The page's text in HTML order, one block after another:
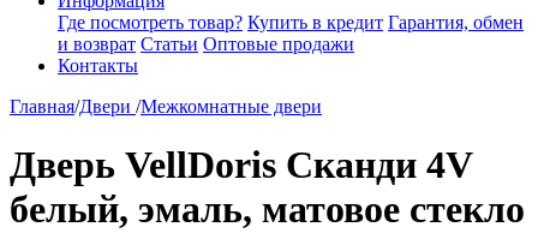
Где посмотреть товар? Купить в кредит Гарантия, обмен
и возврат Статьи Оптовые продажи
Контакты
Главная/Двери /Межкомнатные двери
Дверь VellDoris Сканди 4V
белый, эмаль, матовое стекло